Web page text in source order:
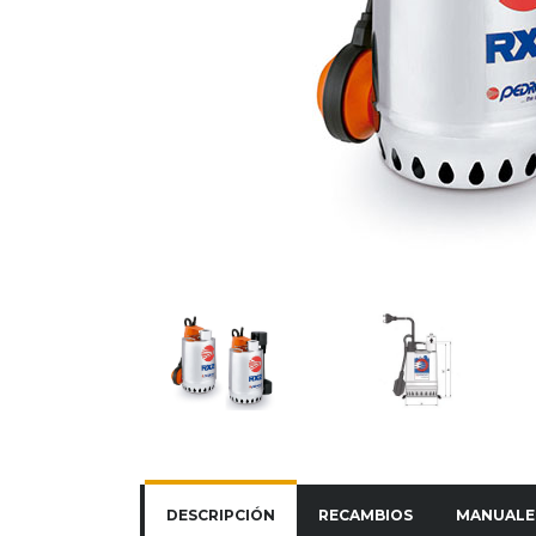
DESCRIPCIÓN RECAMBIOS